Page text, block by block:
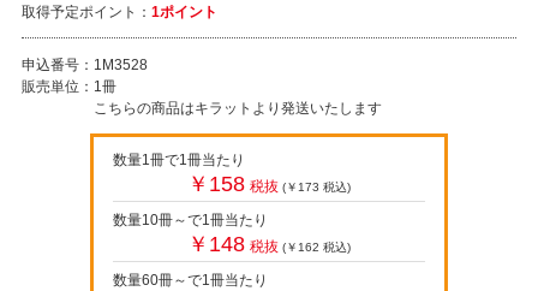
取得予定ポイント： 1ポイント
申込番号： 1M3528
販売単位： 1冊
こちらの商品はキラットより発送いたします
数量1冊で1冊当たり
￥158 税抜 (￥173 税込)
数量10冊～で1冊当たり
￥148 税抜 (￥162 税込)
数量60冊～で1冊当たり